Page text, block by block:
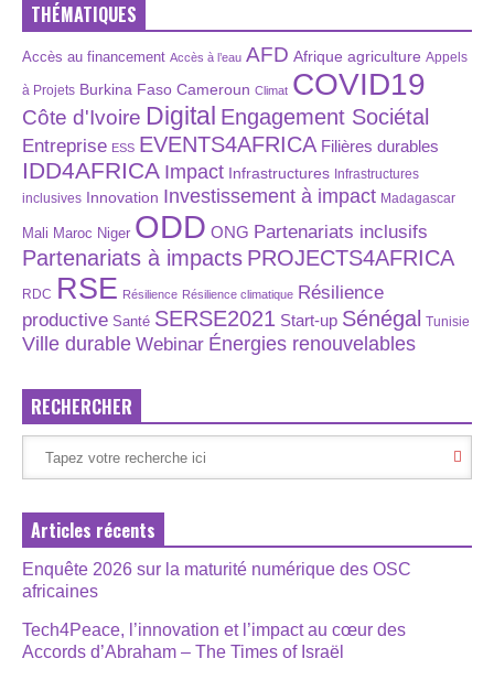
THÉMATIQUES
Accès au financement Accès à l’eau AFD Afrique agriculture Appels
à Projets Burkina Faso Cameroun Climat COVID19
Côte d'Ivoire Digital Engagement Sociétal
Entreprise ESS EVENTS4AFRICA Filières durables
IDD4AFRICA Impact Infrastructures Infrastructures
inclusives Innovation Investissement à impact Madagascar
Mali Maroc Niger ODD ONG Partenariats inclusifs
Partenariats à impacts PROJECTS4AFRICA
RDC RSE Résilience Résilience climatique Résilience
productive Santé SERSE2021 Start-up Sénégal Tunisie
Ville durable Webinar Énergies renouvelables
RECHERCHER
Articles récents
Enquête 2026 sur la maturité numérique des OSC
africaines
Tech4Peace, l’innovation et l’impact au cœur des
Accords d’Abraham – The Times of Israël